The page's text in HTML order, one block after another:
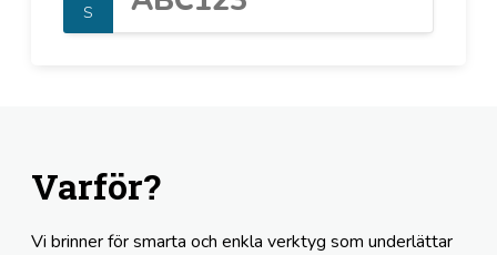
S
Varför?
Vi brinner för smarta och enkla verktyg som underlättar